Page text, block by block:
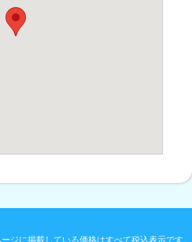
ジに掲載している価格はすべて税込表示です。